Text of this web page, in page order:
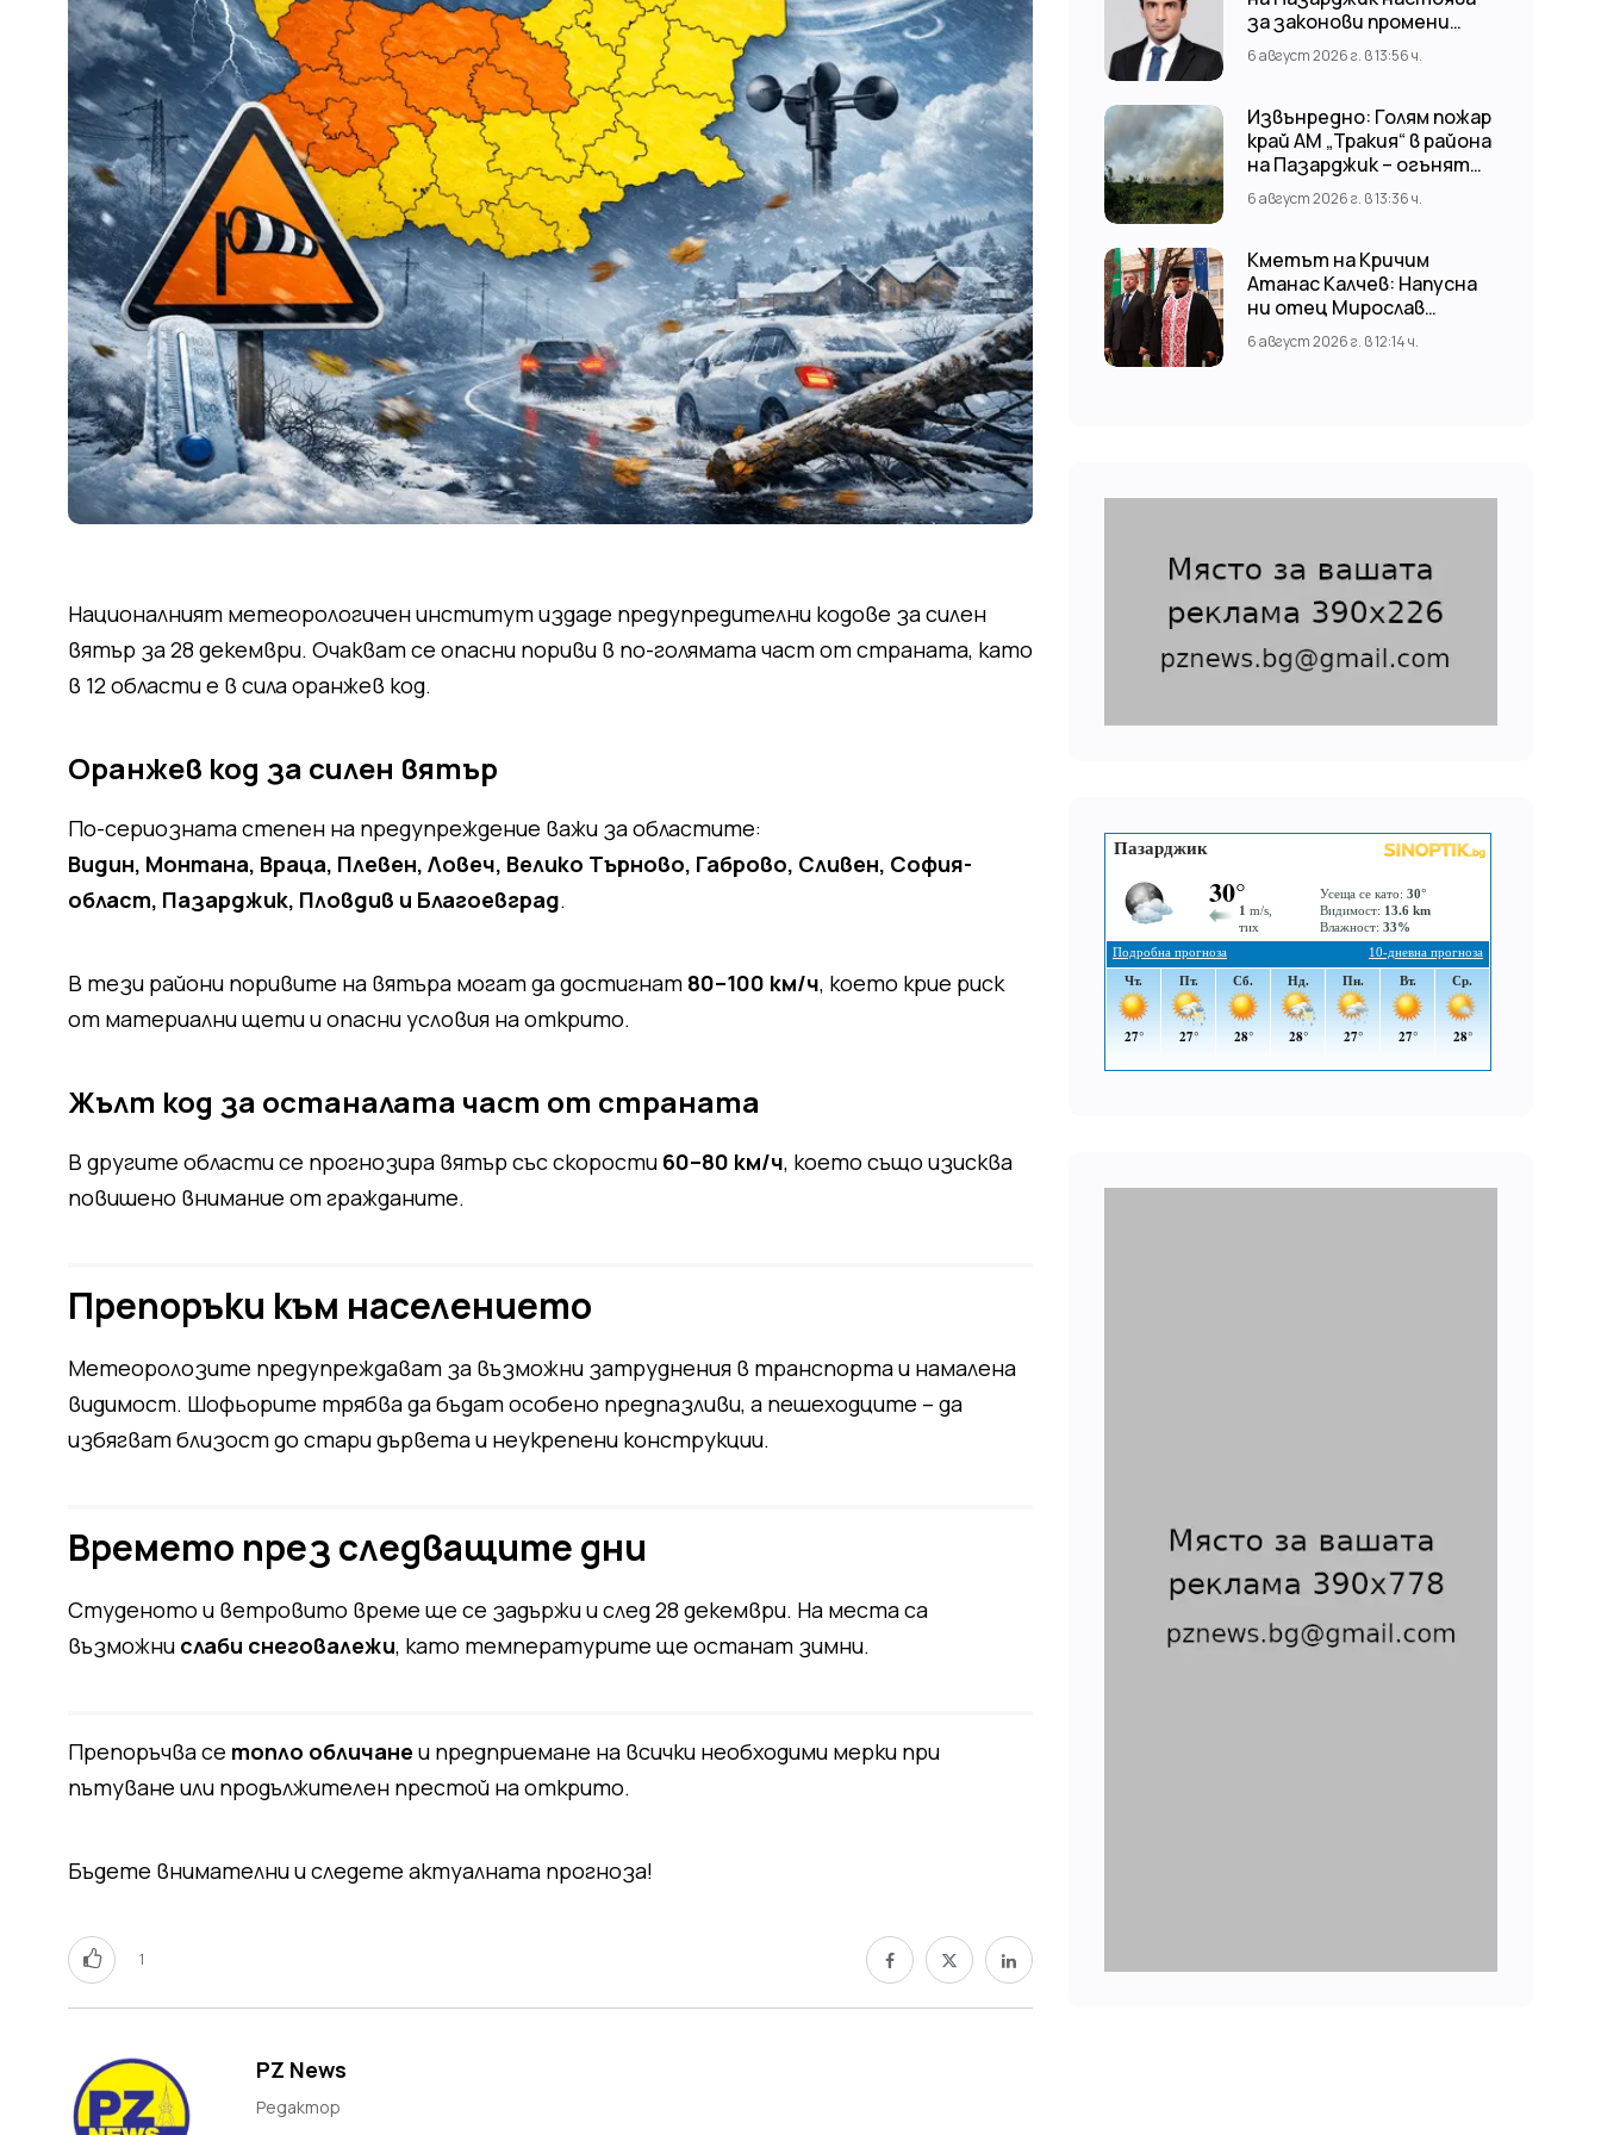
Националният метеорологичен институт издаде предупредителни кодове за силен
вятър за 28 декември. Очакват се опасни пориви в по-голямата част от страната, като
в 12 области е в сила оранжев код.
Оранжев код за силен вятър
По-сериозната степен на предупреждение важи за областите:
Видин, Монтана, Враца, Плевен, Ловеч, Велико Търново, Габрово, Сливен, София-
област, Пазарджик, Пловдив и Благоевград.
В тези райони поривите на вятъра могат да достигнат 80–100 км/ч, което крие риск
от материални щети и опасни условия на открито.
Жълт код за останалата част от страната
В другите области се прогнозира вятър със скорости 60–80 км/ч, което също изисква
повишено внимание от гражданите.
Препоръки към населението
Метеоролозите предупреждават за възможни затруднения в транспорта и намалена
видимост. Шофьорите трябва да бъдат особено предпазливи, а пешеходците – да
избягват близост до стари дървета и неукрепени конструкции.
Времето през следващите дни
Студеното и ветровито време ще се задържи и след 28 декември. На места са
възможни слаби снеговалежи, като температурите ще останат зимни.
Препоръчва се топло обличане и предприемане на всички необходими мерки при
пътуване или продължителен престой на открито.
Бъдете внимателни и следете актуалната прогноза!
1
PZ News
Редактор
за законови промени
срещу риска от
наводнения
6 август 2026 г. в 13:56 ч.
Извънредно: Голям пожар
край АМ „Тракия“ в района
на Пазарджик – огънят
обхвана и лозови масиви
6 август 2026 г. в 13:36 ч.
Кметът на Кричим
Атанас Калчев: Напусна
ни отец Мирослав
Коларов
6 август 2026 г. в 12:14 ч.